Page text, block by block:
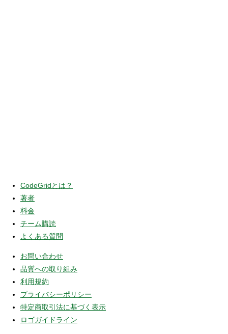
CodeGridとは？
著者
料金
チーム購読
よくある質問
お問い合わせ
品質への取り組み
利用規約
プライバシーポリシー
特定商取引法に基づく表示
ロゴガイドライン